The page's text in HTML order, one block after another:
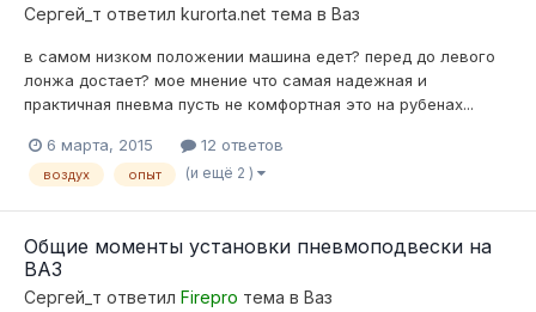
Сергей_т ответил kurorta.net тема в Ваз
в самом низком положении машина едет? перед до левого
лонжа достает? мое мнение что самая надежная и
практичная пневма пусть не комфортная это на рубенах...
6 марта, 2015 12 ответов
воздух опыт (и ещё 2 )
Общие моменты установки пневмоподвески на
ВАЗ
Сергей_т ответил Firepro тема в Ваз